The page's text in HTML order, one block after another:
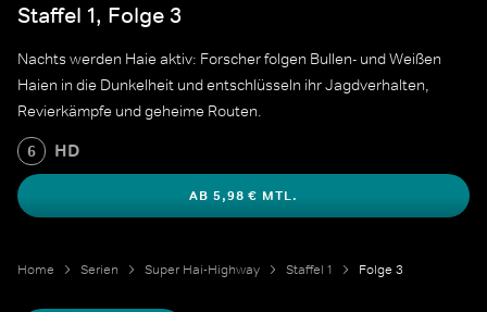
Staffel 1, Folge 3
Nachts werden Haie aktiv: Forscher folgen Bullen- und Weißen
Haien in die Dunkelheit und entschlüsseln ihr Jagdverhalten,
Revierkämpfe und geheime Routen.
6 HD
AB 5,98 € MTL.
Home Serien Super Hai-Highway Staffel 1 Folge 3